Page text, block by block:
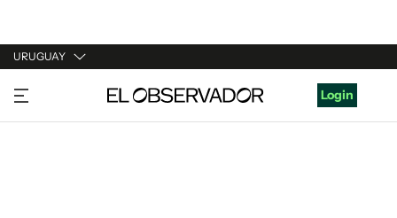
URUGUAY
URUGUAY
ARGENTINA
Login